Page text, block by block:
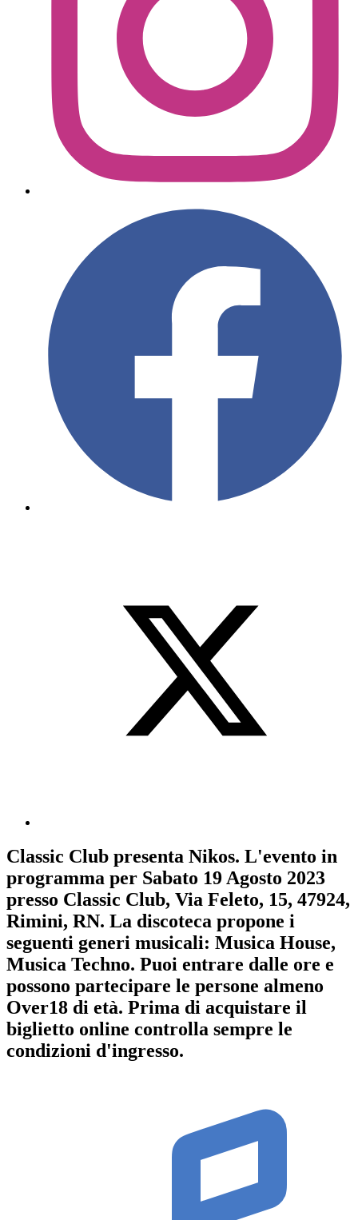
Classic Club presenta Nikos. L'evento in
programma per Sabato 19 Agosto 2023
presso Classic Club, Via Feleto, 15, 47924,
Rimini, RN. La discoteca propone i
seguenti generi musicali: Musica House,
Musica Techno. Puoi entrare dalle ore e
possono partecipare le persone almeno
Over18 di età. Prima di acquistare il
biglietto online controlla sempre le
condizioni d'ingresso.